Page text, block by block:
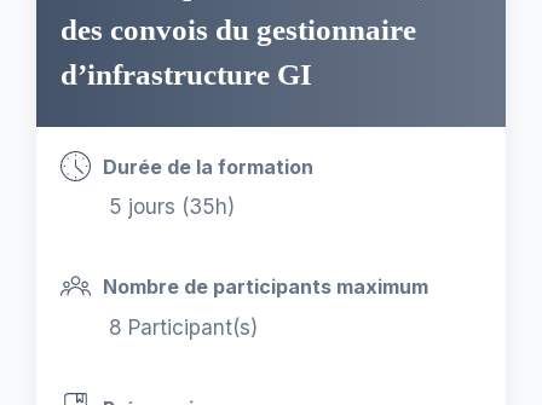
des convois du gestionnaire
d’infrastructure GI
Durée de la formation
5 jours (35h)
Nombre de participants maximum
8 Participant(s)